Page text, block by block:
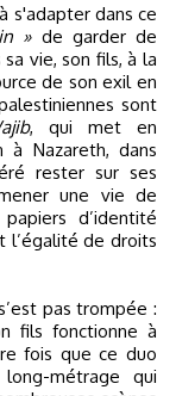
»de garder de
vie, son fils, à la
de son exil en
sont
, qui met en
Nazareth, dans
rester sur ses
une vie de
d’identité
l’égalité de droits
pas trompée :
fils fonctionne à
fois que ce duo
métrage qui